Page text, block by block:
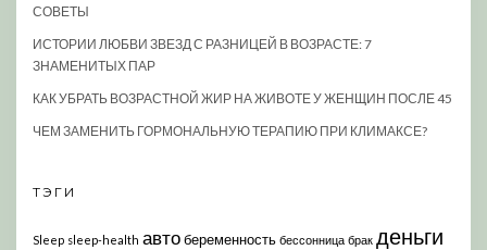
СОВЕТЫ
ИСТОРИИ ЛЮБВИ ЗВЕЗД С РАЗНИЦЕЙ В ВОЗРАСТЕ: 7
ЗНАМЕНИТЫХ ПАР
КАК УБРАТЬ ВОЗРАСТНОЙ ЖИР НА ЖИВОТЕ У ЖЕНЩИН ПОСЛЕ 45
ЧЕМ ЗАМЕНИТЬ ГОРМОНАЛЬНУЮ ТЕРАПИЮ ПРИ КЛИМАКСЕ?
ТЭГИ
Sleep sleep-health автобеременность бессонница брак деньги